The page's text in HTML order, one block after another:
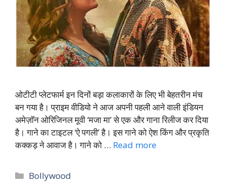
ओटीटी प्लेटफार्म इन दिनों बड़ा कलाकारों के लिए भी बेहतरीन मंच
बन गया है। प्राइम वीडियो ने आज अपनी पहली आने वाली इंडियन
अमेज़ॉन ओरिजिनल मूवी ‘मजा मा’ से एक और गाना रिलीज कर दिया
है। गाने का टाइटल ‘ऐ पगली’ है। इस गाने को ऐश किंग और प्रकृति
कक्कड़ ने आवाज है। गाने को … Read more
Categories
Bollywood